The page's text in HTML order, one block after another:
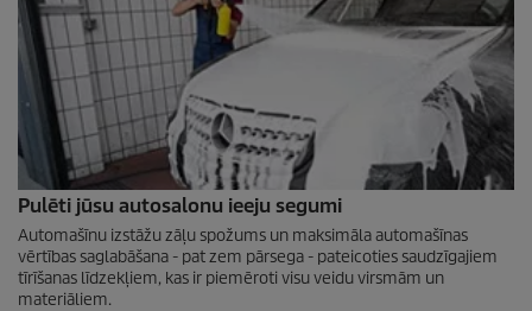
Pulēti jūsu autosalonu ieeju segumi
Automašīnu izstāžu zāļu spožums un maksimāla automašīnas
vērtības saglabāšana - pat zem pārsega - pateicoties saudzīgajiem
tīrīšanas līdzekļiem, kas ir piemēroti visu veidu virsmām un
materiāliem.